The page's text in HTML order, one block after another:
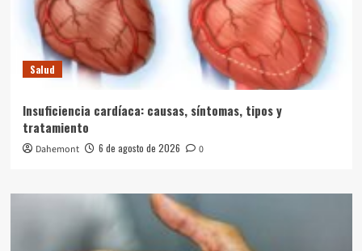
Salud
Insuficiencia cardíaca: causas, síntomas, tipos y
tratamiento
Dahemont 6 de agosto de 2026 0